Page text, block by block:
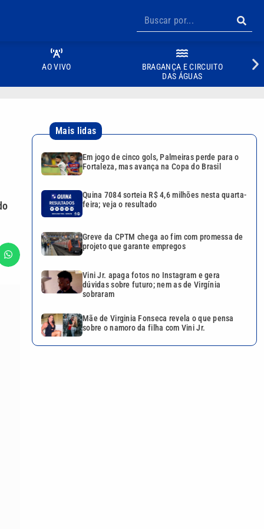
AO VIVO
BRAGANÇA E CIRCUITO
DAS ÁGUAS
Mais lidas
Em jogo de cinco gols, Palmeiras perde para o
Fortaleza, mas avança na Copa do Brasil
Quina 7084 sorteia R$ 4,6 milhões nesta quarta-
feira; veja o resultado
Greve da CPTM chega ao fim com promessa de
projeto que garante empregos
Vini Jr. apaga fotos no Instagram e gera
dúvidas sobre futuro; nem as de Virgínia
sobraram
Mãe de Virginia Fonseca revela o que pensa
sobre o namoro da filha com Vini Jr.